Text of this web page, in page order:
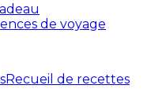
de voyage
Recueil de recettes